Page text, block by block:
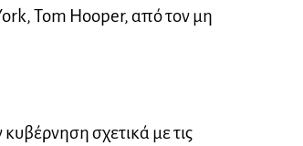
Tom Hooper, από τον μη
σχετικά με τις